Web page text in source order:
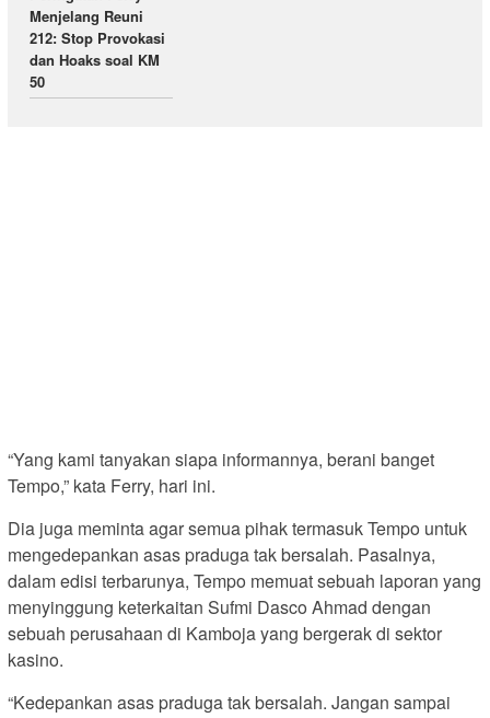
Menjelang Reuni
212: Stop Provokasi
dan Hoaks soal KM
50
“Yang kami tanyakan siapa informannya, berani banget
Tempo,” kata Ferry, hari ini.
Dia juga meminta agar semua pihak termasuk Tempo untuk
mengedepankan asas praduga tak bersalah. Pasalnya,
dalam edisi terbarunya, Tempo memuat sebuah laporan yang
menyinggung keterkaitan Sufmi Dasco Ahmad dengan
sebuah perusahaan di Kamboja yang bergerak di sektor
kasino.
“Kedepankan asas praduga tak bersalah. Jangan sampai